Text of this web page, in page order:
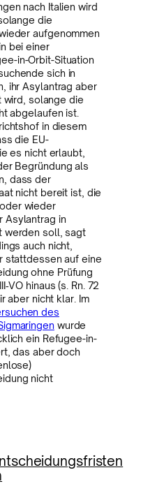
nach Italien wird
die
aufgenommen
bei einer
in-Orbit-Situation
sich in
ihr Asylantrag aber
wird, solange die
abgelaufen ist.
in diesem
die EU-
es nicht erlaubt,
Begründung als
dass der
nicht bereit ist, die
wieder
Asylantrag in
werden soll, sagt
auch nicht,
stattdessen auf eine
ohne Prüfung
hinaus (s. Rn. 72
aber nicht klar. Im
des
wurde
ein Refugee-in-
das aber doch
nicht